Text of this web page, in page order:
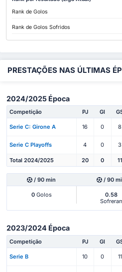
Rank de Golos
Rank de Golos Sofridos
PRESTAÇÕES NAS ÚLTIMAS
2024/2025 Época
Competição PJ Gl
Serie C: Girone A 16 0 8
Serie C Playoffs 4 0 3
Total 2024/2025 20 0 11
/ 90 min / 90
0Golos
0.58
2023/2024 Época
Competição PJ Gl
Serie B 10 0 11